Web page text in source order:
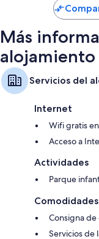
Más
alojamiento
Servicios del
Internet
Wifi gratis
Acceso a
Actividades
Parque
Comodidades
Consigna
Servicios de